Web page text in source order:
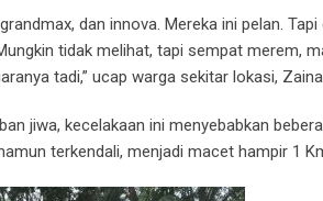
dan innova. Mereka ini pelan.
tidak melihat, tapi sempat merem,
tadi,” ucap warga sekitar lokasi,
jiwa, kecelakaan ini menyebabkan
terkendali, menjadi macet hampir 1